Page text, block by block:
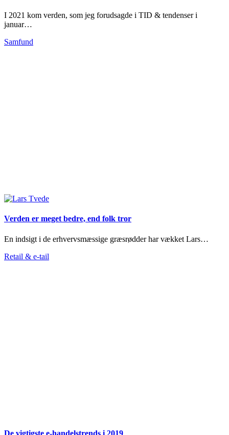
I 2021 kom verden, som jeg forudsagde i TID & tendenser i
januar…
Samfund
Verden er meget bedre, end folk tror
En indsigt i de erhvervsmæssige græsrødder har vækket Lars…
Retail & e-tail
De vigtigste e-handelstrends i 2019